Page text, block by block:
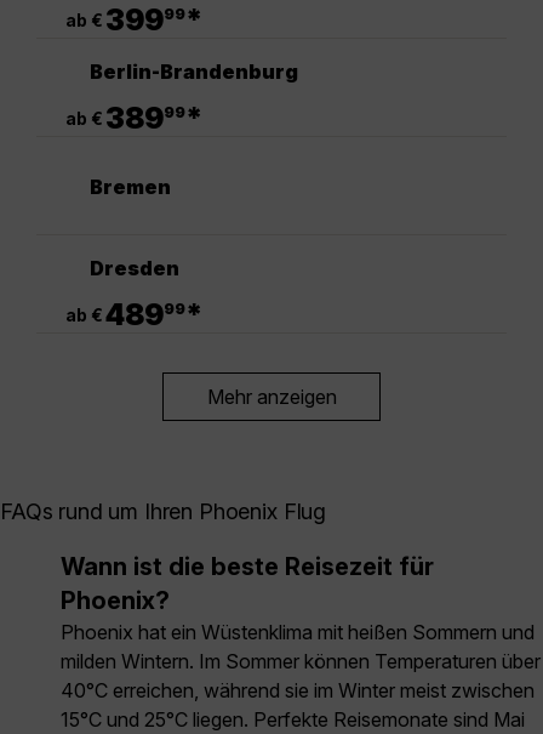
ab € 39999*
Berlin-Brandenburg
ab € 38999*
Bremen
Dresden
ab €48999*
Mehr anzeigen
FAQs rund um Ihren Phoenix Flug
Wann ist die beste Reisezeit für
Phoenix?
Phoenix hat ein Wüstenklima mit heißen Sommern und
milden Wintern. Im Sommer können Temperaturen über
40°C erreichen, während sie im Winter meist zwischen
15°C und 25°C liegen. Perfekte Reisemonate sind Mai